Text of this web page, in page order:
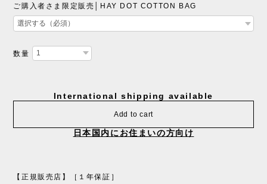
ご購入者さま限定販売│HAY DOT COTTON BAG
数量
International shipping available
Add to cart
日本国内にお住まいの方向け
【正規販売店】［１年保証］